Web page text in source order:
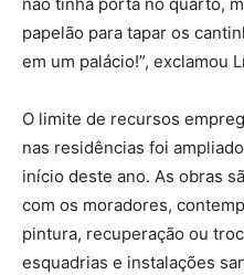
não tinha porta no quarto,
papelão para tapar os
em um palácio!”, exclamou
O limite de recursos
nas residências foi
início deste ano. As obras
com os moradores,
pintura, recuperação ou
esquadrias e instalações